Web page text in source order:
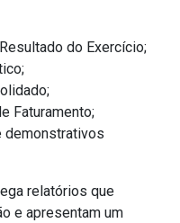
do Exercício;
Faturamento;
demonstrativos
relatórios que
e apresentam um